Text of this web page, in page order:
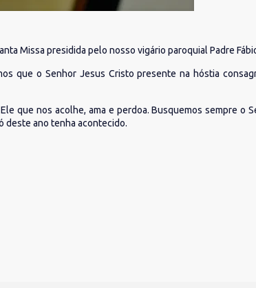
Missa presidida pelo nosso vigário paroquial Padre
que o Senhor Jesus Cristo presente na hóstia
que nos acolhe, ama e perdoa. Busquemos sempre o
deste ano tenha acontecido.